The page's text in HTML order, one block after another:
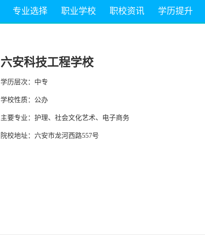
专业选择 职业学校 职校资讯 学历提升
六安科技工程学校
学历层次：中专
学校性质：公办
主要专业：护理、社会文化艺术、电子商务
院校地址：六安市龙河西路557号